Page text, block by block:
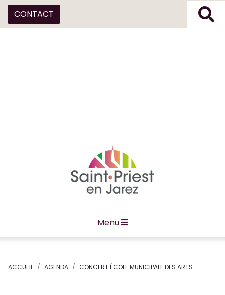
CONTACT
Menu
ACCUEIL AGENDA CONCERT ÉCOLE MUNICIPALE DES ARTS